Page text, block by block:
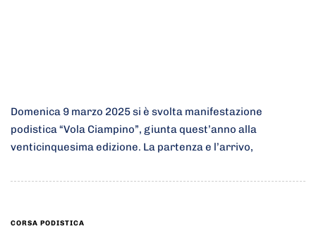
Domenica 9 marzo 2025 si è svolta manifestazione
podistica “Vola Ciampino”, giunta quest’anno alla
venticinquesima edizione. La partenza e l’arrivo,
CORSA PODISTICA